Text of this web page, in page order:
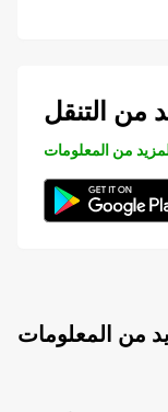
من التنقل
من المعلومات
من المعلومات